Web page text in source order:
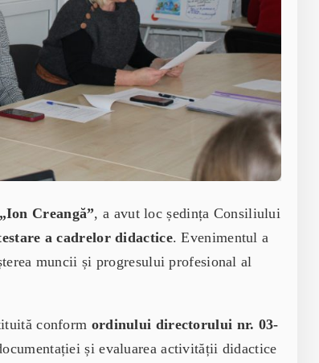
Creangă”, a avut loc ședința Consiliului
a cadrelor didactice. Evenimentul a
muncii și progresului profesional al
conform ordinului directorului nr. 03-
și evaluarea activității didactice